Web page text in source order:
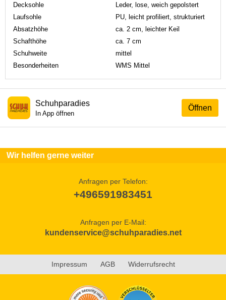
Decksohle
Leder, lose, weich gepolstert
Laufsohle
PU, leicht profiliert, strukturiert
Absatzhöhe
ca. 2 cm, leichter Keil
Schafthöhe
ca. 7 cm
Schuhweite
mittel
Besonderheiten
WMS Mittel
Öffnen
Schuhparadies
In App öffnen
Wir helfen gerne weiter
Anfragen per Telefon:
+496591983451
Anfragen per E-Mail:
kundenservice@schuhparadies.net
Impressum AGB Widerrufsrecht